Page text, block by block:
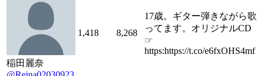
稲田麗奈
1,418 8,268
17歳。ギター弾きながら歌
ってます。オリジナルCD
☞
https:https://t.co/e6fxOHS4mf